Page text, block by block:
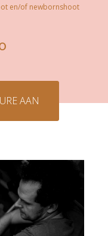
en/of newbornshoot
AAN